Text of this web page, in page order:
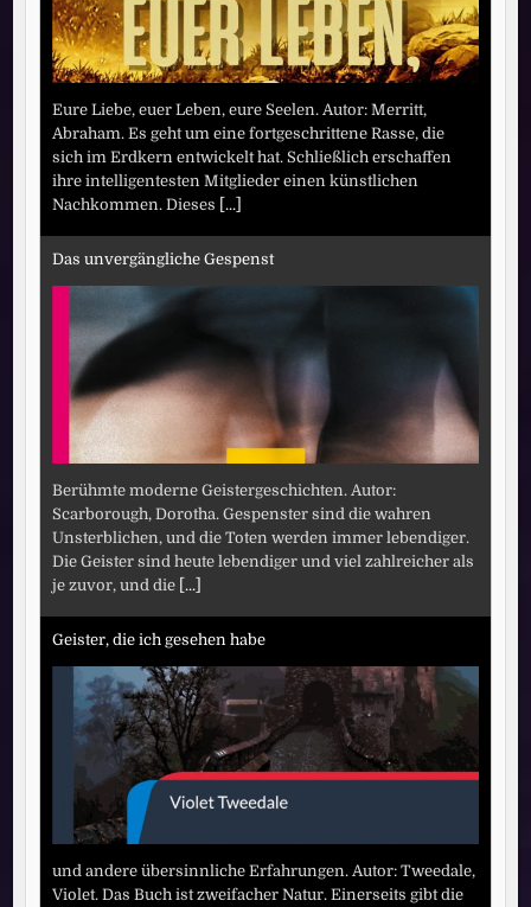
Eure Liebe, euer Leben, eure Seelen. Autor: Merritt,
Abraham. Es geht um eine fortgeschrittene Rasse, die
sich im Erdkern entwickelt hat. Schließlich erschaffen
ihre intelligentesten Mitglieder einen künstlichen
Nachkommen. Dieses [...]
Das unvergängliche Gespenst
Berühmte moderne Geistergeschichten. Autor:
Scarborough, Dorotha. Gespenster sind die wahren
Unsterblichen, und die Toten werden immer lebendiger.
Die Geister sind heute lebendiger und viel zahlreicher als
je zuvor, und die [...]
Geister, die ich gesehen habe
und andere übersinnliche Erfahrungen. Autor: Tweedale,
Violet. Das Buch ist zweifacher Natur. Einerseits gibt die